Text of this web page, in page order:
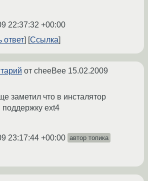
22:37:32 +00:00
ответ
Ссылка
от cheeBee 15.02.2009
заметил что в инсталятор
поддержку ext4
23:17:44 +00:00 автор топика